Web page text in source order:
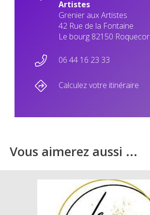
Artistes
Grenier aux Artistes
42 Rue de la Fontaine
Le bourg 82150 Roquecor
06 44 16 23 33
Calculez votre itinéraire
Vous aimerez aussi ...